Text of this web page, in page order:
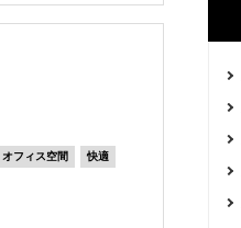
オフィス空間 快適